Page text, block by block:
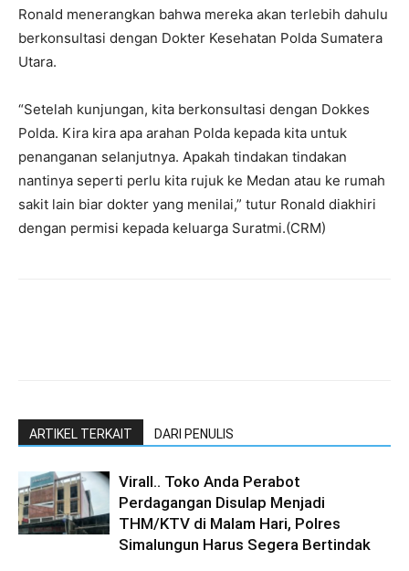
Ronald menerangkan bahwa mereka akan terlebih dahulu
berkonsultasi dengan Dokter Kesehatan Polda Sumatera
Utara.
“Setelah kunjungan, kita berkonsultasi dengan Dokkes
Polda. Kira kira apa arahan Polda kepada kita untuk
penanganan selanjutnya. Apakah tindakan tindakan
nantinya seperti perlu kita rujuk ke Medan atau ke rumah
sakit lain biar dokter yang menilai,” tutur Ronald diakhiri
dengan permisi kepada keluarga Suratmi.(CRM)
ARTIKEL TERKAIT DARI PENULIS
Virall.. Toko Anda Perabot
Perdagangan Disulap Menjadi
THM/KTV di Malam Hari, Polres
Simalungun Harus Segera Bertindak